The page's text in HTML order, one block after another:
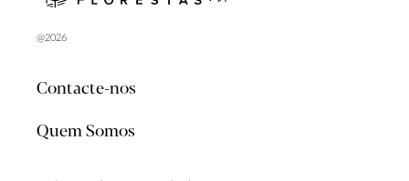
@2026
Contacte-nos
Quem Somos